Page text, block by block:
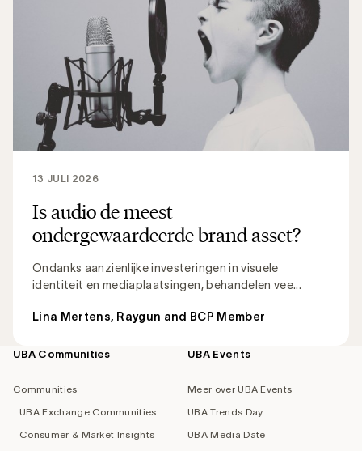
Is audio de meest
ondergewaardeerde brand asset?
Ondanks aanzienlijke investeringen in visuele
identiteit en mediaplaatsingen, behandelen vee...
13 JULI 2026
Lina Mertens, Raygun and BCP Member
Footer
UBA Communities
Communities
UBA Exchange Communities
Consumer & Market Insights
UBA Events
Meer over UBA Events
UBA Trends Day
UBA Media Date